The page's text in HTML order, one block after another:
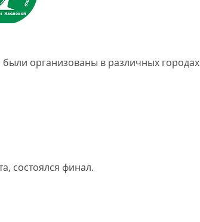
организованы в различных городах
состоялся финал.